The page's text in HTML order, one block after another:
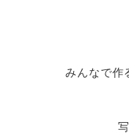
みんなで作